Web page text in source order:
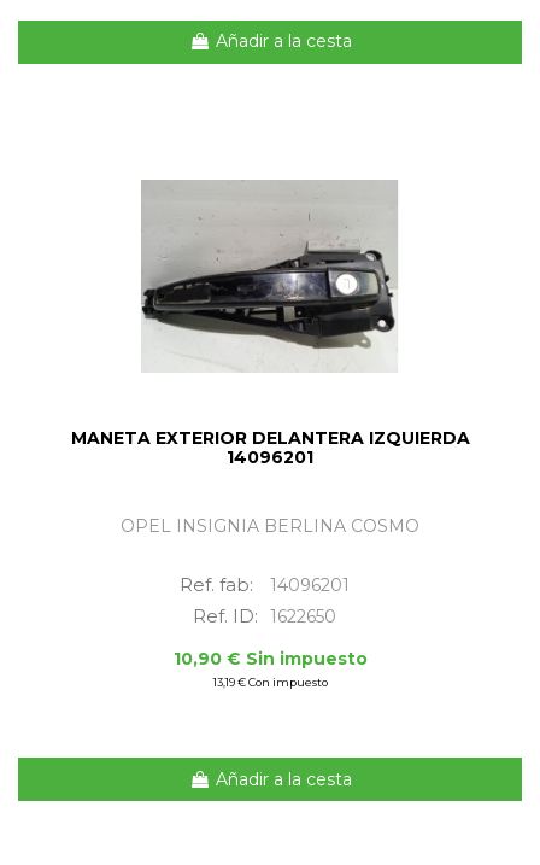
Añadir a la cesta
MANETA EXTERIOR DELANTERA IZQUIERDA
14096201
OPEL INSIGNIA BERLINA COSMO
Ref. fab: 14096201
Ref. ID:
1622650
10,90 € Sin impuesto
13,19 € Con impuesto
Añadir a la cesta